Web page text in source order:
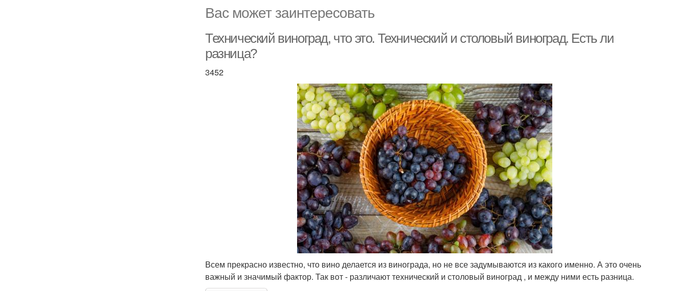
Вас может заинтересовать
Технический виноград, что это. Технический и столовый виноград. Есть ли
разница?
3452
Всем прекрасно известно, что вино делается из винограда, но не все задумываются из какого именно. А это очень
важный и значимый фактор. Так вот - различают технический и столовый виноград , и между ними есть разница.